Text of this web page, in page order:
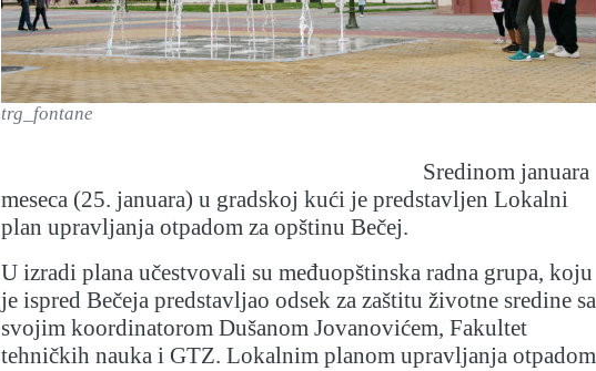
trg_fontane
Sredinom januara
meseca (25. januara) u gradskoj kući je predstavljen Lokalni
plan upravljanja otpadom za opštinu Bečej.
U izradi plana učestvovali su međuopštinska radna grupa, koju
je ispred Bečeja predstavljao odsek za zaštitu životne sredine sa
svojim koordinatorom Dušanom Jovanovićem, Fakultet
tehničkih nauka i GTZ. Lokalnim planom upravljanja otpadom